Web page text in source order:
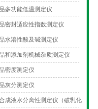
多功能低温测定仪
密封适应性指数测定仪
水溶性酸及碱测定仪
和添加剂机械杂质测定仪
密度测定仪
灰分测定仪
成液水分离性测定仪（破乳化